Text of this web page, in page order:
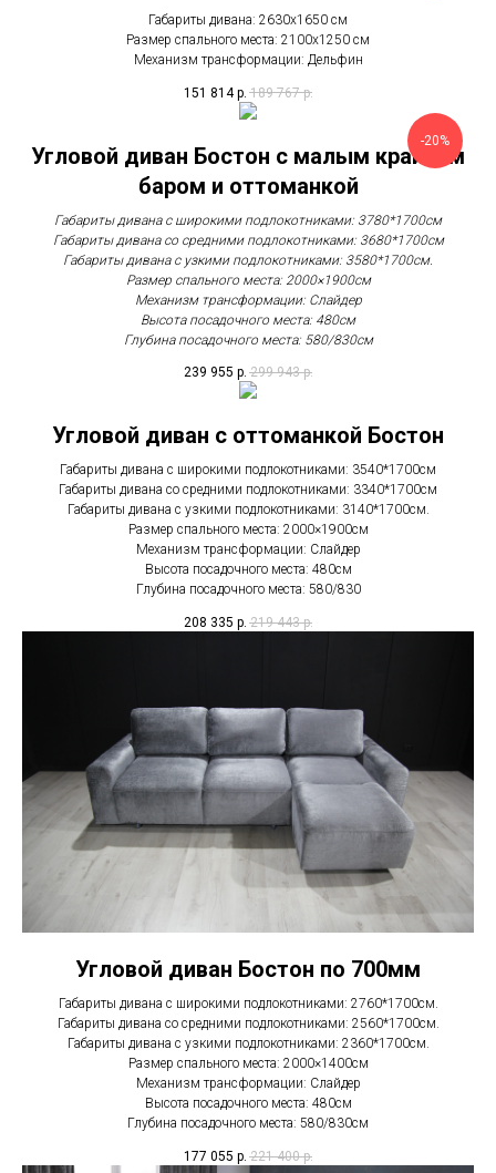
Габариты дивана: 2630х1650 см
Размер спального места: 2100х1250 см
Механизм трансформации: Дельфин
151 814 р. 189 767 р.
-20%
Угловой диван Бостон с малым крайним
баром и оттоманкой
Габариты дивана с широкими подлокотниками: 3780*1700см
Габариты дивана со средними подлокотниками: 3680*1700см
Габариты дивана с узкими подлокотниками: 3580*1700см.
Размер спального места: 2000×1900см
Механизм трансформации: Слайдер
Высота посадочного места: 480см
Глубина посадочного места: 580/830см
239 955 р. 299 943 р.
Угловой диван с оттоманкой Бостон
Габариты дивана с широкими подлокотниками: 3540*1700см
Габариты дивана со средними подлокотниками: 3340*1700см
Габариты дивана с узкими подлокотниками: 3140*1700см.
Размер спального места: 2000×1900см
Механизм трансформации: Слайдер
Высота посадочного места: 480см
Глубина посадочного места: 580/830
208 335 р. 219 443 р.
Угловой диван Бостон по 700мм
Габариты дивана с широкими подлокотниками: 2760*1700см.
Габариты дивана со средними подлокотниками: 2560*1700см.
Габариты дивана с узкими подлокотниками: 2360*1700см.
Размер спального места: 2000×1400см
Механизм трансформации: Слайдер
Высота посадочного места: 480см
Глубина посадочного места: 580/830см
177 055 р. 221 400 р.